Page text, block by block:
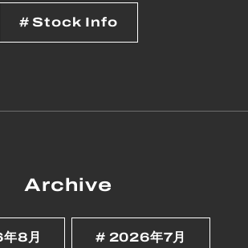
Stock Info
Archive
8月 2026年7月